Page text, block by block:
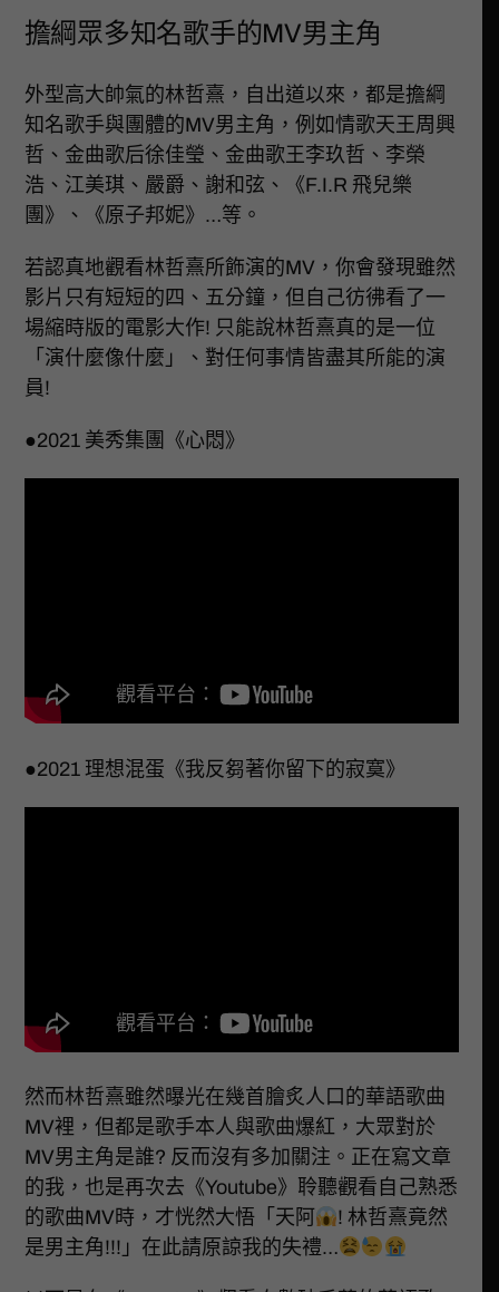
擔綱眾多知名歌手的MV男主角
外型高大帥氣的林哲熹，自出道以來，都是擔綱
知名歌手與團體的MV男主角，例如情歌天王周興
哲、金曲歌后徐佳瑩、金曲歌王李玖哲、李榮
浩、江美琪、嚴爵、謝和弦、《F.I.R 飛兒樂
團》、《原子邦妮》…等。
若認真地觀看林哲熹所飾演的MV，你會發現雖然
影片只有短短的四、五分鐘，但自己彷彿看了一
場縮時版的電影大作! 只能說林哲熹真的是一位
「演什麼像什麼」、對任何事情皆盡其所能的演
員!
●2021 美秀集團《心悶》
●2021 理想混蛋《我反芻著你留下的寂寞》
然而林哲熹雖然曝光在幾首膾炙人口的華語歌曲
MV裡，但都是歌手本人與歌曲爆紅，大眾對於
MV男主角是誰? 反而沒有多加關注。正在寫文章
的我，也是再次去《Youtube》聆聽觀看自己熟悉
的歌曲MV時，才恍然大悟「天阿
! 林哲熹竟然
是男主角!!!」在此請原諒我的失禮…